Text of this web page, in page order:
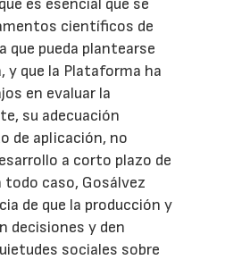
es esencial que se
científicos de
que pueda plantearse
y que la Plataforma ha
en evaluar la
su adecuación
de aplicación, no
a corto plazo de
todo caso, Gosálvez
de que la producción y
decisiones y den
sociales sobre